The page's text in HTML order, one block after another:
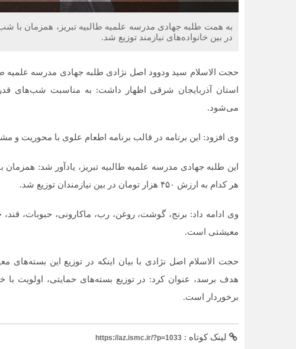
در بین خانواده‌های نیازمند توزیع شد.
حجت الاسلام سید ودوود اصل نژادی طلبه جهادی مدرسه علمیه
می‌شود.
وی افزود: این برنامه در قالب برنامه اطعام علوی با محوریت و
هر کدام به ارزش ۴۵۰ هزار تومان در بین نیازمندان توزیع شد.
وی ادامه داد: برنج، گوشت، روغن، رب، ماکارونی، حبوبات، قند،
معیشتی است.
حجت الاسلام اصل نژادی با بیان اینکه در توزیع این بسته‌های
هدف برسد، عنوان کرد: در توزیع بسته‌های حمایتی، اولویت
برخوردار است.
لینک کوتاه : https://az.ismc.ir/?p=1033